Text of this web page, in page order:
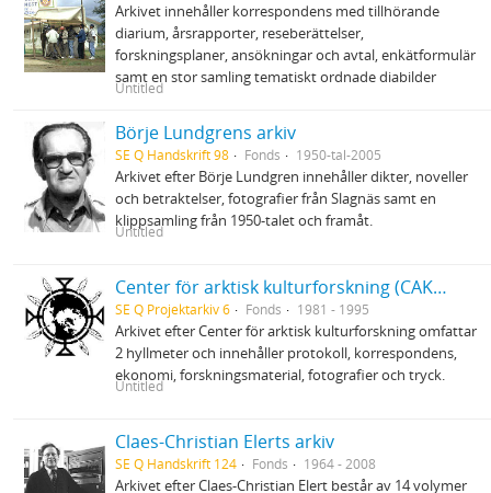
Arkivet innehåller korrespondens med tillhörande
diarium, årsrapporter, reseberättelser,
forskningsplaner, ansökningar och avtal, enkätformulär
samt en stor samling tematiskt ordnade diabilder
Untitled
Börje Lundgrens arkiv
SE Q Handskrift 98 Fonds 1950-tal-2005
Arkivet efter Börje Lundgren innehåller dikter, noveller
och betraktelser, fotografier från Slagnäs samt en
klippsamling från 1950-talet och framåt.
Untitled
Center för arktisk kulturforskning (CAK) vid Umeå universitet
SE Q Projektarkiv 6 Fonds 1981 - 1995
Arkivet efter Center för arktisk kulturforskning omfattar
2 hyllmeter och innehåller protokoll, korrespondens,
ekonomi, forskningsmaterial, fotografier och tryck.
Untitled
Claes-Christian Elerts arkiv
SE Q Handskrift 124 Fonds 1964 - 2008
Arkivet efter Claes-Christian Elert består av 14 volymer